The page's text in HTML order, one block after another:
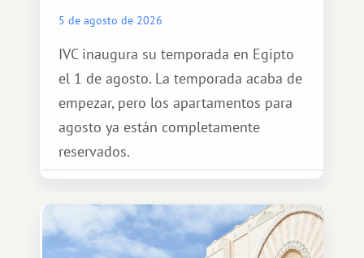
5 de agosto de 2026
IVC inaugura su temporada en Egipto
el 1 de agosto. La temporada acaba de
empezar, pero los apartamentos para
agosto ya están completamente
reservados.